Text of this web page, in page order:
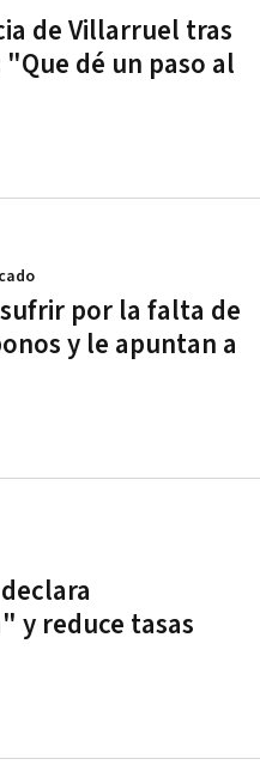
de Villarruel tras
dé un paso al
por la falta de
y le apuntan a
y reduce tasas